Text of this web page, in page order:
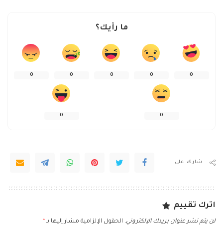
ما رأيك؟
0
0
0
0
0
0
0
شارك على
اترك تقييم
لن يتم نشر عنوان بريدك الإلكتروني. الحقول الإلزامية مشار إليها بـ *